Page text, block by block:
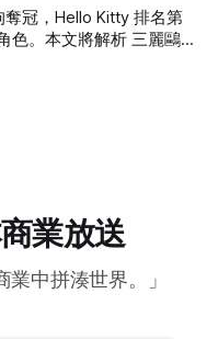
「ヨークHD」。伊藤洋
舉措被外界解讀為：為
Couche-Tard）
本業的佈局。 雖然
冠，Hello Kitty 排名第
色。本文將解析 三麗鷗
耳狗、帕恰狗與酷洛
今年比去年竟然一口氣
長增幅超過100％的歐美
」是兩件事
業放送
業中拼湊世界。」